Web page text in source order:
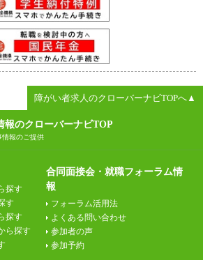
障がい者求人のクローバーナビTOPへ▲
報のクローバーナビTOP
情報のご提供
探す
す
探す
ら探す
合同面接会・就職フォーラム情
報
フォーラム活用法
よくある問い合わせ
参加者の声
参加予約